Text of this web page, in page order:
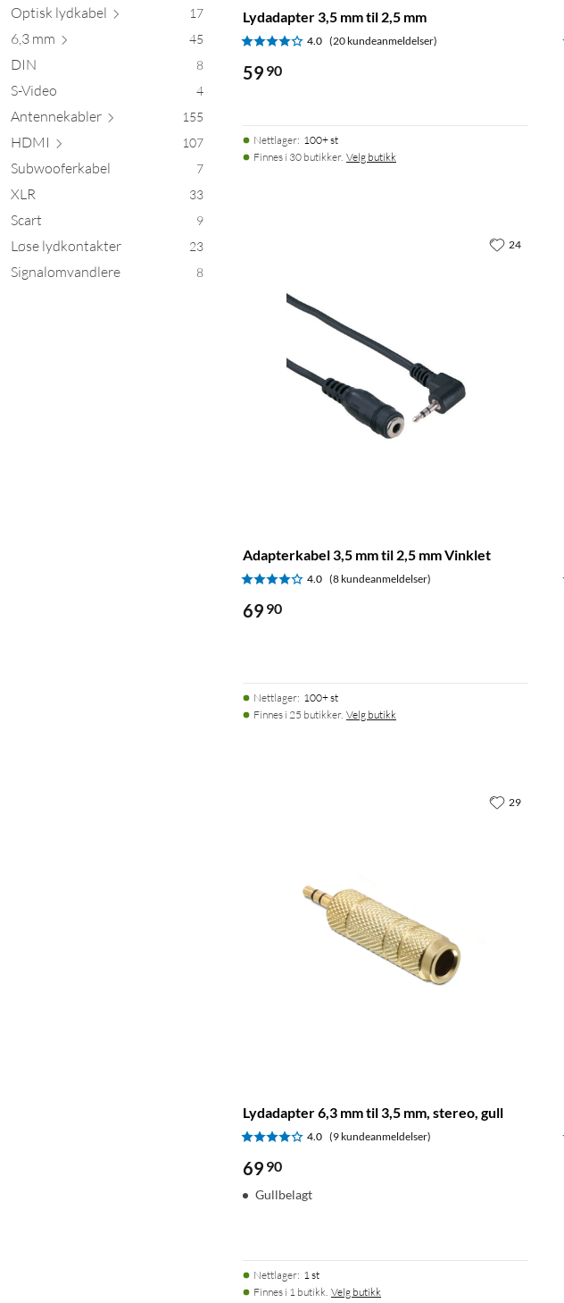
Optisk lydkabel 17
6,3 mm 45
DIN 8
S-Video 4
Antennekabler 155
HDMI 107
Subwooferkabel 7
XLR 33
Scart 9
Løse lydkontakter 23
Signalomvandlere 8
Lydadapter 3,5 mm til 2,5 mm
4.0 (20 kundeanmeldelser)
59 90
Nettlager: 100+ st
Finnes i 30 butikker. Velg butikk
Adapterkabel 3,5 mm til 2,5 mm Vinklet
4.0 (8 kundeanmeldelser)
69 90
Nettlager: 100+ st
Finnes i 25 butikker. Velg butikk
24
Lydadapter 6,3 mm til 3,5 mm, stereo, gull
4.0 (9 kundeanmeldelser)
69 90
Gullbelagt
Nettlager: 1 st
Finnes i 1 butikk. Velg butikk
29